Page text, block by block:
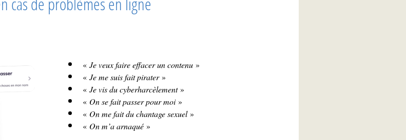
« Je veux faire effacer un contenu »
« Je me suis fait pirater»
« Je vis du cyberharcèlement»
« On se fait passer pour moi»
« On me fait du chantage sexuel»
« On m’a arnaqué »